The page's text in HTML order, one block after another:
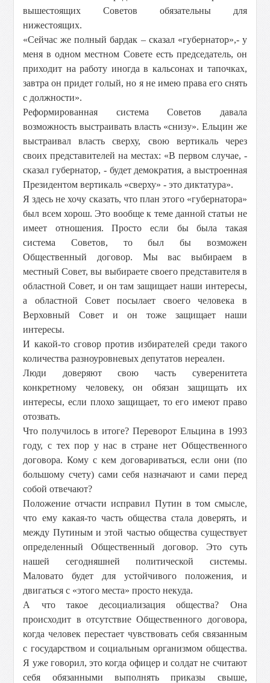
вышестоящих Советов обязательны для
нижестоящих.
«Сейчас же полный бардак – сказал «губернатор»,- у
меня в одном местном Совете есть председатель, он
приходит на работу иногда в кальсонах и тапочках,
завтра он придет голый, но я не имею права его снять
с должности».
Реформированная система Советов давала
возможность выстраивать власть «снизу». Ельцин же
выстраивал власть сверху, свою вертикаль через
своих представителей на местах: «В первом случае, -
сказал губернатор, - будет демократия, а выстроенная
Президентом вертикаль «сверху» - это диктатура».
Я здесь не хочу сказать, что план этого «губернатора»
был всем хорош. Это вообще к теме данной статьи не
имеет отношения. Просто если бы была такая
система Советов, то был бы возможен
Общественный договор. Мы вас выбираем в
местный Совет, вы выбираете своего представителя в
областной Совет, и он там защищает наши интересы,
а областной Совет посылает своего человека в
Верховный Совет и он тоже защищает наши
интересы.
И какой-то сговор против избирателей среди такого
количества разноуровневых депутатов нереален.
Люди доверяют свою часть суверенитета
конкретному человеку, он обязан защищать их
интересы, если плохо защищает, то его имеют право
отозвать.
Что получилось в итоге? Переворот Ельцина в 1993
году, с тех пор у нас в стране нет Общественного
договора. Кому с кем договариваться, если они (по
большому счету) сами себя назначают и сами перед
собой отвечают?
Положение отчасти исправил Путин в том смысле,
что ему какая-то часть общества стала доверять, и
между Путиным и этой частью общества существует
определенный Общественный договор. Это суть
нашей сегодняшней политической системы.
Маловато будет для устойчивого положения, и
двигаться с «этого места» просто некуда.
А что такое десоциализация общества? Она
происходит в отсутствие Общественного договора,
когда человек перестает чувствовать себя связанным
с государством и социальным организмом общества.
Я уже говорил, это когда офицер и солдат не считают
себя обязанными выполнять приказы свыше,